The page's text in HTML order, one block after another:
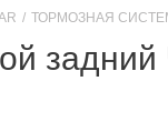
/ ТОРМОЗНАЯ